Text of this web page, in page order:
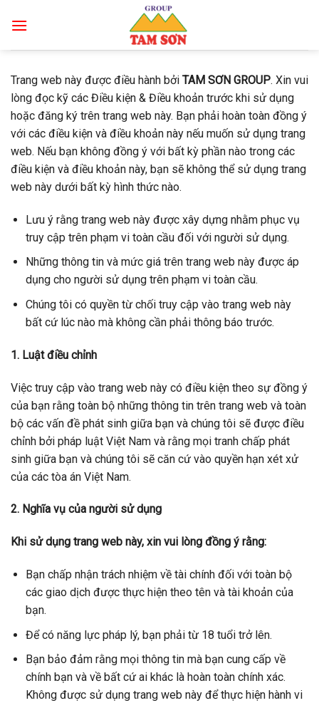
Trang web này được điều hành bởi TAM SƠN GROUP. Xin vui
lòng đọc kỹ các Điều kiện & Điều khoản trước khi sử dụng
hoặc đăng ký trên trang web này. Bạn phải hoàn toàn đồng ý
với các điều kiện và điều khoản này nếu muốn sử dụng trang
web. Nếu bạn không đồng ý với bất kỳ phần nào trong các
điều kiện và điều khoản này, bạn sẽ không thể sử dụng trang
web này dưới bất kỳ hình thức nào.
Lưu ý rằng trang web này được xây dựng nhằm phục vụ
truy cập trên phạm vi toàn cầu đối với người sử dụng.
Những thông tin và mức giá trên trang web này được áp
dụng cho người sử dụng trên phạm vi toàn cầu.
Chúng tôi có quyền từ chối truy cập vào trang web này
bất cứ lúc nào mà không cần phải thông báo trước.
1. Luật điều chỉnh
Việc truy cập vào trang web này có điều kiện theo sự đồng ý
của bạn rằng toàn bộ những thông tin trên trang web và toàn
bộ các vấn đề phát sinh giữa bạn và chúng tôi sẽ được điều
chỉnh bởi pháp luật Việt Nam và rằng mọi tranh chấp phát
sinh giữa bạn và chúng tôi sẽ căn cứ vào quyền hạn xét xử
của các tòa án Việt Nam.
2. Nghĩa vụ của người sử dụng
Khi sử dụng trang web này, xin vui lòng đồng ý rằng:
Bạn chấp nhận trách nhiệm về tài chính đối với toàn bộ
các giao dịch được thực hiện theo tên và tài khoản của
bạn.
Để có năng lực pháp lý, bạn phải từ 18 tuổi trở lên.
Bạn bảo đảm rằng mọi thông tin mà bạn cung cấp về
chính bạn và về bất cứ ai khác là hoàn toàn chính xác.
Không được sử dụng trang web này để thực hiện hành vi